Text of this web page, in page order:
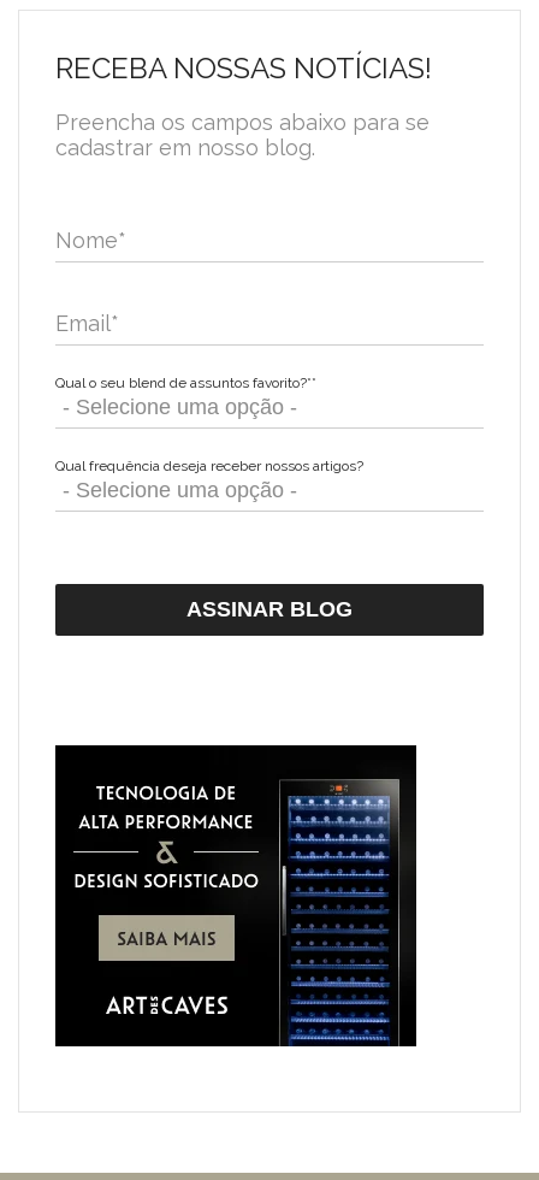
RECEBA NOSSAS NOTÍCIAS!
Preencha os campos abaixo para se
cadastrar em nosso blog.
Nome*
Email*
Qual o seu blend de assuntos favorito?**
Qual frequência deseja receber nossos artigos?